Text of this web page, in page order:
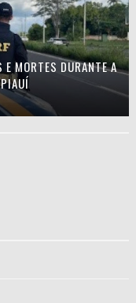
E MORTES DURANTE A